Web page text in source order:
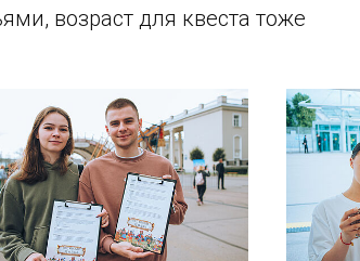
возраст для квеста тоже